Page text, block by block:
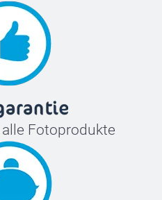
Fotoprodukte